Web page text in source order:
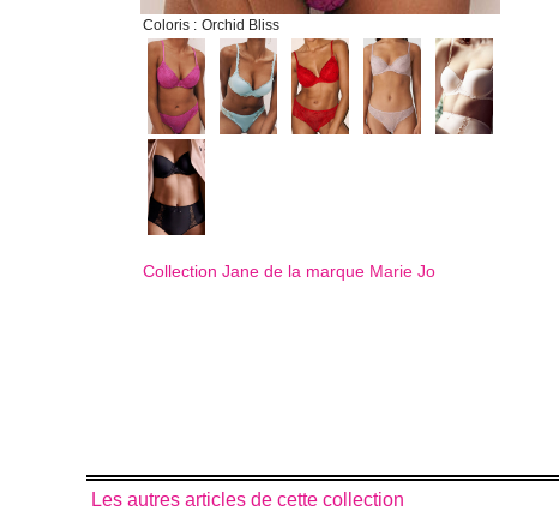
Coloris : Orchid Bliss
Collection Jane de la marque Marie Jo
Les autres articles de cette collection